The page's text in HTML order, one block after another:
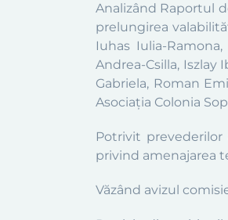
Analizând Raportul
prelungirea
Iuhas Iulia-
Andrea-Csilla, Iszlay
Gabriela, Roman
Asociația Colonia
Potrivit prevederilor
privind amenajarea
Văzând avizul